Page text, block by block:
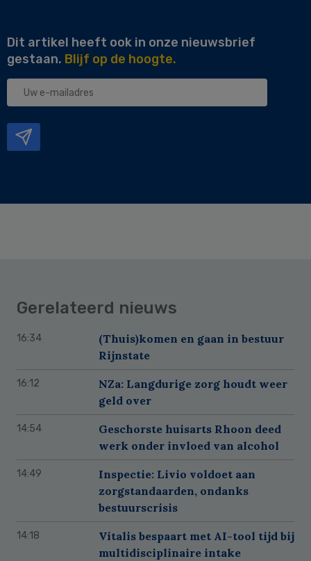
Dit artikel heeft ook in onze nieuwsbrief
gestaan. Blijf op de hoogte.
Uw
Gerelateerd nieuws
16:34
(Thuis)komen en gaan in bestuur
Rijnstate
16:12
NZa: Langdurige zorg houdt weer
geld over
14:54
Geschorste huisarts Rhoon deed
werk onder invloed van alcohol
14:49
Inspectie: Livio voldoet aan
zorgstandaarden, ondanks
bestuurscrisis
14:18
Vitalis bespaart met AI-tool tijd bij
multidisciplinaire intake